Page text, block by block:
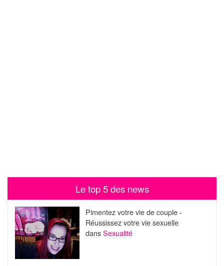
Le top 5 des news
Pimentez votre vie de couple -
Réussissez votre vie sexuelle
dansSexualité